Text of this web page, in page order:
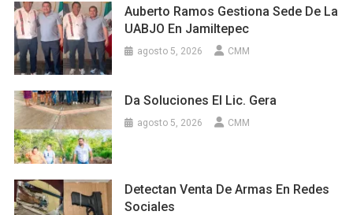
Auberto Ramos Gestiona Sede De La
UABJO En Jamiltepec
agosto 5, 2026 CMM
Da Soluciones El Lic. Gera
agosto 5, 2026 CMM
Detectan Venta De Armas En Redes
Sociales